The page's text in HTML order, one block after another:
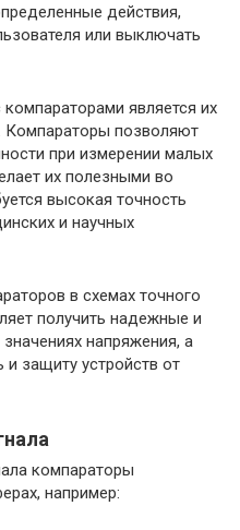
действия,
или выключать
является их
Компараторы позволяют
при измерении малых
их полезными во
высокая точность
и научных
в схемах точного
получить надежные и
напряжения, а
и защиту устройств от
компараторы
например: